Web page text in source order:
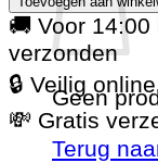
Geen
Terug
-
Jeans
aantal
🚚 Voor
verzonden
🔒 Veilig
💸 Gratis